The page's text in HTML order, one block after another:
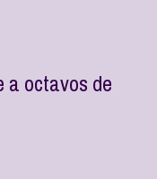
a octavos de